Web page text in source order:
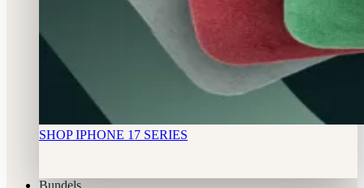
SHOP IPHONE 17 SERIES
Bundels